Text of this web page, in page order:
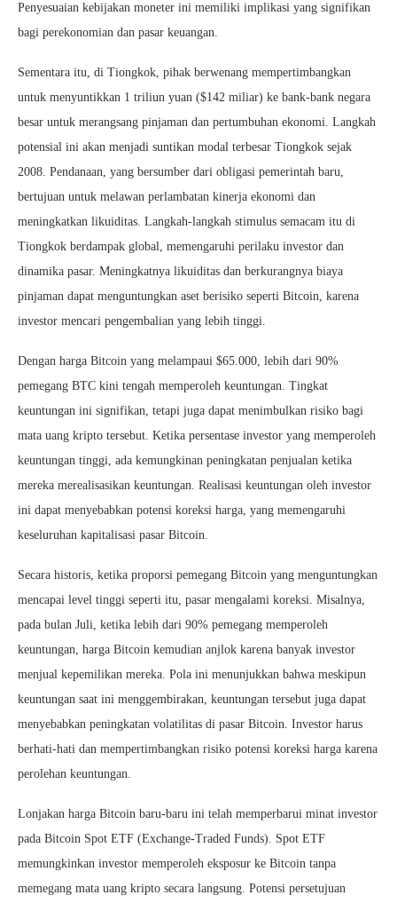
Penyesuaian kebijakan moneter ini memiliki implikasi yang signifikan
bagi perekonomian dan pasar keuangan.
Sementara itu, di Tiongkok, pihak berwenang mempertimbangkan
untuk menyuntikkan 1 triliun yuan ($142 miliar) ke bank-bank negara
besar untuk merangsang pinjaman dan pertumbuhan ekonomi. Langkah
potensial ini akan menjadi suntikan modal terbesar Tiongkok sejak
2008. Pendanaan, yang bersumber dari obligasi pemerintah baru,
bertujuan untuk melawan perlambatan kinerja ekonomi dan
meningkatkan likuiditas. Langkah-langkah stimulus semacam itu di
Tiongkok berdampak global, memengaruhi perilaku investor dan
dinamika pasar. Meningkatnya likuiditas dan berkurangnya biaya
pinjaman dapat menguntungkan aset berisiko seperti Bitcoin, karena
investor mencari pengembalian yang lebih tinggi.
Dengan harga Bitcoin yang melampaui $65.000, lebih dari 90%
pemegang BTC kini tengah memperoleh keuntungan. Tingkat
keuntungan ini signifikan, tetapi juga dapat menimbulkan risiko bagi
mata uang kripto tersebut. Ketika persentase investor yang memperoleh
keuntungan tinggi, ada kemungkinan peningkatan penjualan ketika
mereka merealisasikan keuntungan. Realisasi keuntungan oleh investor
ini dapat menyebabkan potensi koreksi harga, yang memengaruhi
keseluruhan kapitalisasi pasar Bitcoin.
Secara historis, ketika proporsi pemegang Bitcoin yang menguntungkan
mencapai level tinggi seperti itu, pasar mengalami koreksi. Misalnya,
pada bulan Juli, ketika lebih dari 90% pemegang memperoleh
keuntungan, harga Bitcoin kemudian anjlok karena banyak investor
menjual kepemilikan mereka. Pola ini menunjukkan bahwa meskipun
keuntungan saat ini menggembirakan, keuntungan tersebut juga dapat
menyebabkan peningkatan volatilitas di pasar Bitcoin. Investor harus
berhati-hati dan mempertimbangkan risiko potensi koreksi harga karena
perolehan keuntungan.
Lonjakan harga Bitcoin baru-baru ini telah memperbarui minat investor
pada Bitcoin Spot ETF (Exchange-Traded Funds). Spot ETF
memungkinkan investor memperoleh eksposur ke Bitcoin tanpa
memegang mata uang kripto secara langsung. Potensi persetujuan